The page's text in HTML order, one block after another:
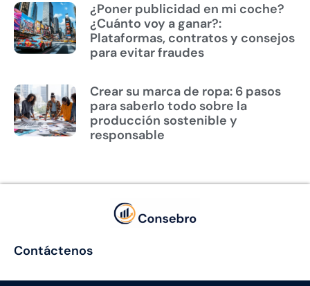
¿Poner publicidad en mi coche?
¿Cuánto voy a ganar?:
Plataformas, contratos y consejos
para evitar fraudes
Crear su marca de ropa: 6 pasos
para saberlo todo sobre la
producción sostenible y
responsable
Contáctenos